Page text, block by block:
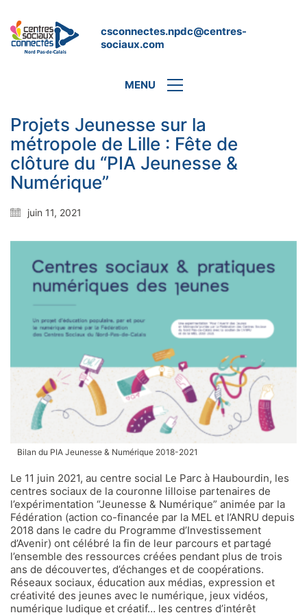
csconnectes.npdc@centres-
sociaux.com
MENU
Projets Jeunesse sur la
métropole de Lille : Fête de
clôture du “PIA Jeunesse &
Numérique”
juin 11, 2021
Bilan du PIA Jeunesse & Numérique 2018-2021
Le 11 juin 2021, au centre social Le Parc à Haubourdin, les
centres sociaux de la couronne lilloise partenaires de
l’expérimentation “Jeunesse & Numérique” animée par la
Fédération (action co-financée par la MEL et l’ANRU depuis
2018 dans le cadre du Programme d’Investissement
d’Avenir) ont célébré la fin de leur parcours et partagé
l’ensemble des ressources créées pendant plus de trois
ans de découvertes, d’échanges et de coopérations.
Réseaux sociaux, éducation aux médias, expression et
créativité des jeunes avec le numérique, jeux vidéos,
numérique ludique et créatif… les centres d’intérêt